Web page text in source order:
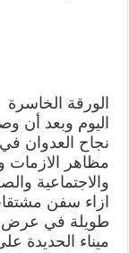
الورقة الخاسرة
اليوم وبعد أن
نجاح العدوان
مظاهر الازمات
والاجتماعية
ازاء سفن
طويلة في عرض
ميناء الحديدة